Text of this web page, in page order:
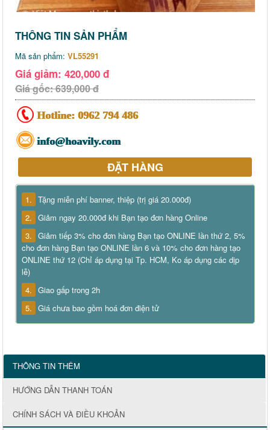
THÔNG TIN SẢN PHẨM
Mã sản phẩm: VL55291
Giá giảm: 420,000 đ
Giá gốc: 639,000 đ
Hotline: 0962 794 486
info@hoavily.com
ĐẶT HÀNG
1. Tặng miễn phí banner, thiệp (trị giá 20.000đ)
2. Giảm ngay 20.000đ khi Bạn tạo đơn hàng Online
3. Giảm tiếp 3% cho đơn hàng Bạn tạo ONLINE lần thứ 2, 5%
cho đơn hàng Bạn tạo ONLINE lần 6 và 10% cho đơn hàng tạo
ONLINE thứ 12 (Chỉ áp dụng tại Tp. HCM, Ko áp dụng các dịp
lễ)
4. Giao gấp trong 2h
5. Giá chưa bao gồm hoá đơn điện tử
THÔNG TIN THÊM
HƯỚNG DẪN THANH TOÁN
CHÍNH SÁCH VÀ ĐIỀU KHOẢN